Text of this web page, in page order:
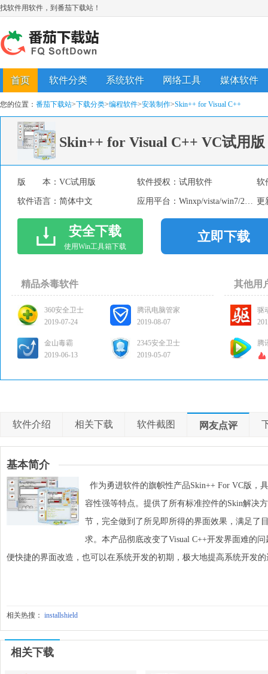
找软件用软件，到番茄下载站！
首页 软件分类 系统软件 网络工具 媒体软件
您的位置： 番茄下载站>下载分类>编程软件>安装制作>Skin++ for Visual C++
Skin++ for Visual C++ VC试用版
版 本： VC试用版 软件授权： 试用软件 软
软件语言： 简体中文 应用平台： Winxp/vista/win7/2000/2003 更
安全下载
使用Win工具箱下载
立即下载
精品杀毒软件
360安全卫士
2019-07-24
腾讯电脑管家
2019-08-07
金山毒霸
2019-06-13
2345安全卫士
2019-05-07
其他用
驱
腾
软件介绍 相关下载 软件截图 网友点评
基本简介
作为勇进软件的旗帜性产品Skin++ For VC版，
容性强等特点。提供了所有标准控件的Skin解决
节，完全做到了所见即所得的界面效果，满足了
求。本产品彻底改变了Visual C++开发界面难的
便快捷的界面改造，也可以在系统开发的初期，极大地提高系统开发
相关热搜： installshield
相关下载